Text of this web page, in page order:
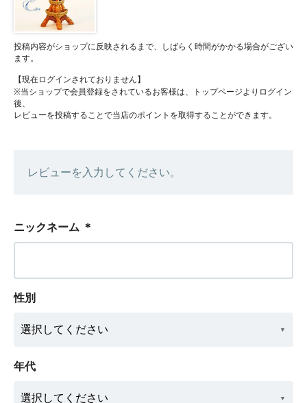
投稿内容がショップに反映されるまで、しばらく時間がかかる場合がござい
ます。
【現在ログインされておりません】
※当ショップで会員登録をされているお客様は、トップページよりログイン
後、
レビューを投稿することで当店のポイントを取得することができます。
レビューを入力してください。
ニックネーム ＊
性別
年代